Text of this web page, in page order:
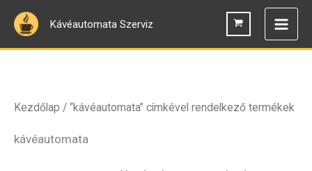
Skip
content
Kávéautomata Szerviz
Kezdőlap / “kávéautomata” címkével rendelkező termékek
kávéautomata